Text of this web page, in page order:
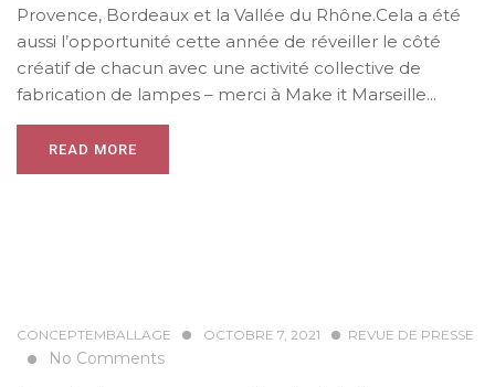
Provence, Bordeaux et la Vallée du Rhône.Cela a été
aussi l’opportunité cette année de réveiller le côté
créatif de chacun avec une activité collective de
fabrication de lampes – merci à Make it Marseille...
READ MORE
CONCEPTEMBALLAGE OCTOBRE 7, 2021 REVUE DE PRESSE
No Comments